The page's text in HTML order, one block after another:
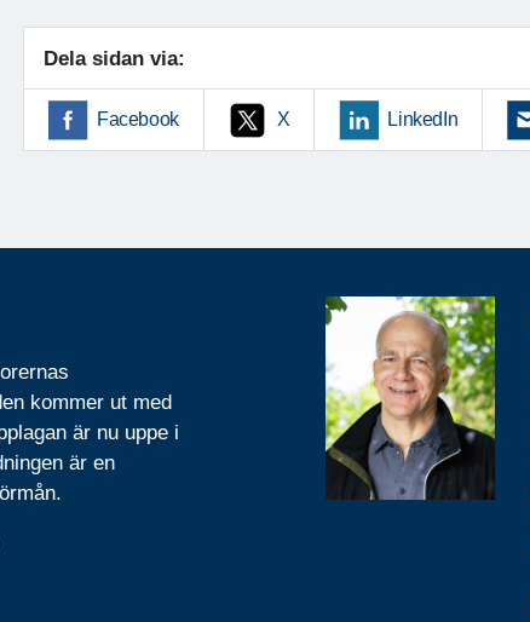
Dela sidan via:
Facebook X LinkedIn
kommer ut med
är nu uppe i
är en